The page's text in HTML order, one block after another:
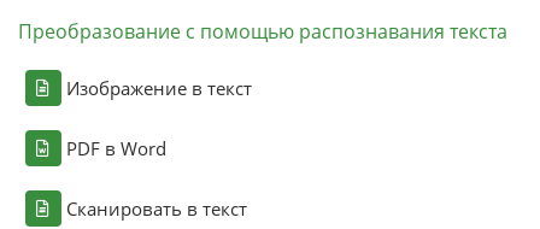
Преобразование с помощью распознавания текста
Изображение в текст
PDF в Word
Сканировать в текст